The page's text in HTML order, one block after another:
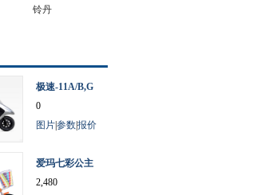
铃丹
极速-11A/B,G
1/G2
0
图片参数报价
爱玛七彩公主
2,480